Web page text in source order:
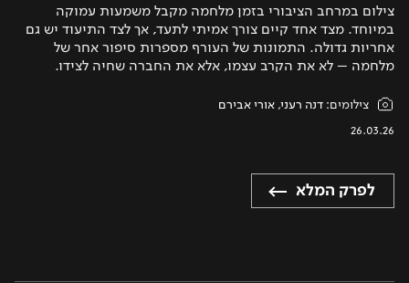
צילום במרחב הציבורי בזמן מלחמה מקבל משמעות עמוקה
במיוחד. מצד אחד קיים צורך אמיתי לתעד, אך לצד התיעוד יש גם
אחריות גדולה. התמונות של העורף מספרות סיפור אחר של
מלחמה – לא את הקרב עצמו, אלא את החברה שחיה לצידו.
צילומים: דנה רעני, אורי אבירם
26.03.26
לפרק המלא